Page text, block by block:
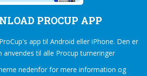
PROCUP APP
app til Android eller iPhone. Den er
anvendes til alle Procup turneringer
nedenfor for mere information og